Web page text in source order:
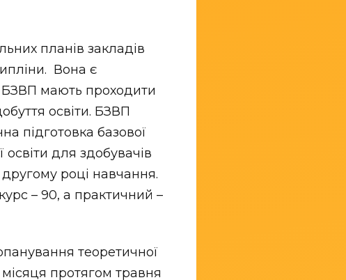
планів закладів
Вона є
БЗВП мають проходити
освіти. БЗВП
підготовка базової
для здобувачів
другому році навчання.
– 90, а практичний –
теоретичної
протягом травня